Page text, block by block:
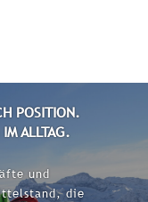
POSITION.
ALLTAG.
und
die